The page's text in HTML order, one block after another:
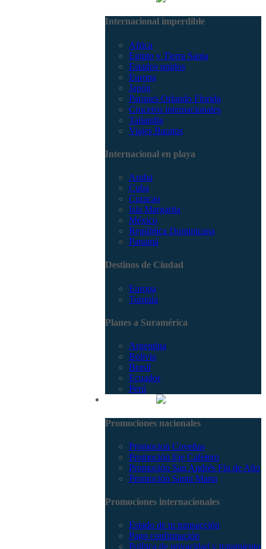
Internacional imperdible
Africa
Egipto y Tierra Santa
Estados unidos
Europa
Japón
Parques Orlando Florida
Cruceros internacionales
Tailandia
Viajes Baratos
Internacional en playa
Aruba
Cuba
Curacao
Isla Margarita
México
República Dominicana
Panamá
Destinos de Ciudad
Europa
Turquía
Planes a Suramérica
Argentina
Bolivia
Brasil
Ecuador
Perú
Promociones nacionales
Promocion Coveñas
Promoción Eje Cafetero
Promoción San Andrés Fin de Año
Promoción Santa Marta
Promociones internacionales
Estado de tu transacción
Pago confirmación
Política de privacidad y tratamiento